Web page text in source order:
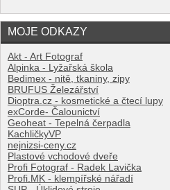
MOJE ODKAZY
Akt - Art Fotograf
Alpinka - Lyžařská škola
Bedimex - nitě, tkaniny, zipy
BRUFUS Železářství
Dioptra.cz - kosmetické a čtecí lupy
exCorde- Čalounictví
Geoheat - Tepelná čerpadla
KachličkyVP
nejnizsi-ceny.cz
Plastové vchodové dveře
Profi Fotograf - Radek Lavička
Profi.MK - klempířské nářadí